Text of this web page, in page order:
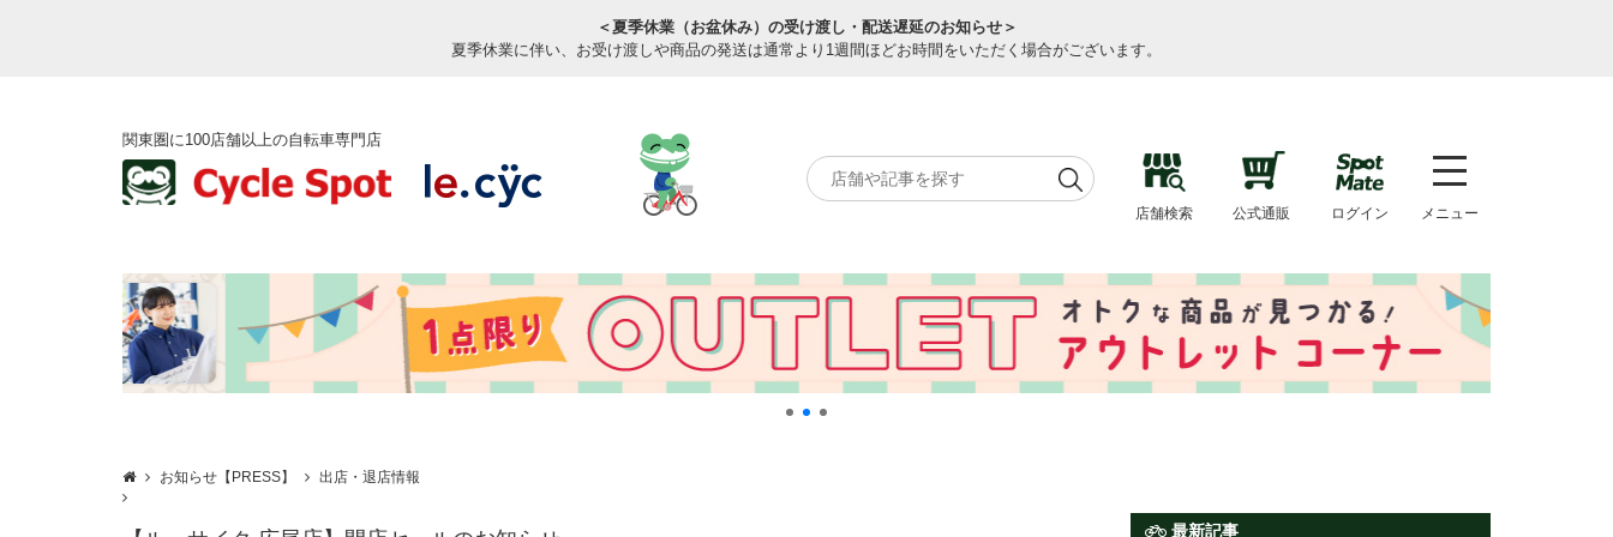
＜夏季休業（お盆休み）の受け渡し・配送遅延のお知らせ＞
夏季休業に伴い、お受け渡しや商品の発送は通常より1週間ほどお時間をいただく場合がございます。
関東圏に100店舗以上の自転車専門店
店舗検索 公式通販 ログイン メニュー
お知らせ【PRESS】 出店・退店情報
最新記事